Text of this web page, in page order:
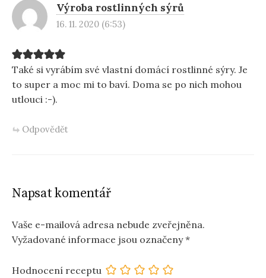
Výroba rostlinných sýrů
16. 11. 2020 (6:53)
Také si vyrábím své vlastní domácí rostlinné sýry. Je
to super a moc mi to baví. Doma se po nich mohou
utlouci :-).
Odpovědět
Napsat komentář
Vaše e-mailová adresa nebude zveřejněna.
Vyžadované informace jsou označeny*
Hodnocení receptu